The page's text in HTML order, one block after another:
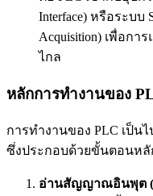
Interface) หรือระบบ
Acquisition) เพื่อกา
ไกล
หลักการทำงานของ
การทำงานของ PLC เป็นไ
ซึ่งประกอบด้วยขั้นตอนหลั
อ่านสัญญาณอินพุต